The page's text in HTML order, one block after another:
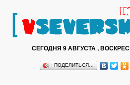
СЕГОДНЯ 9 АВГУСТА ,
ПОДЕЛИТЬСЯ…